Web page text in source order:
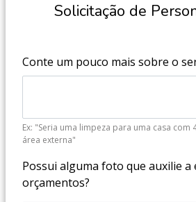
Solicitação de
Conte um pouco mais sobre o
Ex: "Seria uma limpeza para uma casa
área externa"
Possui alguma foto que auxilie a
orçamentos?